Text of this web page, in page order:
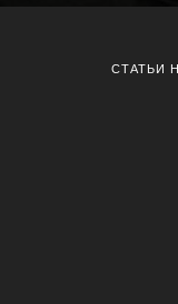
СТАТЬИ